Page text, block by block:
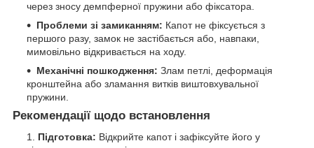
через зносу демпферної пружини або фіксатора.
Проблеми зі замиканням: Капот не фіксується з
першого разу, замок не застібається або, навпаки,
мимовільно відкривається на ходу.
Механічні пошкодження: Злам петлі, деформація
кронштейна або зламання витків виштовхувальної
пружини.
Рекомендації щодо встановлення
Підготовка: Відкрийте капот і зафіксуйте його у